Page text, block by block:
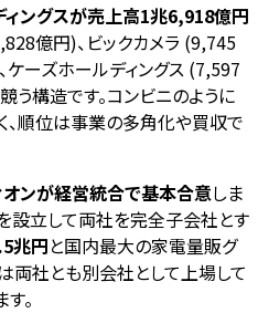
ィングスが売上高1兆6,918億円
億円)、ビックカメラ (9,745
ケーズホールディングス (7,597
構造です。コンビニのように
順位は事業の多角化や買収で
オンが経営統合で基本合意しま
設立して両社を完全子会社とす
兆円と国内最大の家電量販グ
両社とも別会社として上場して
。